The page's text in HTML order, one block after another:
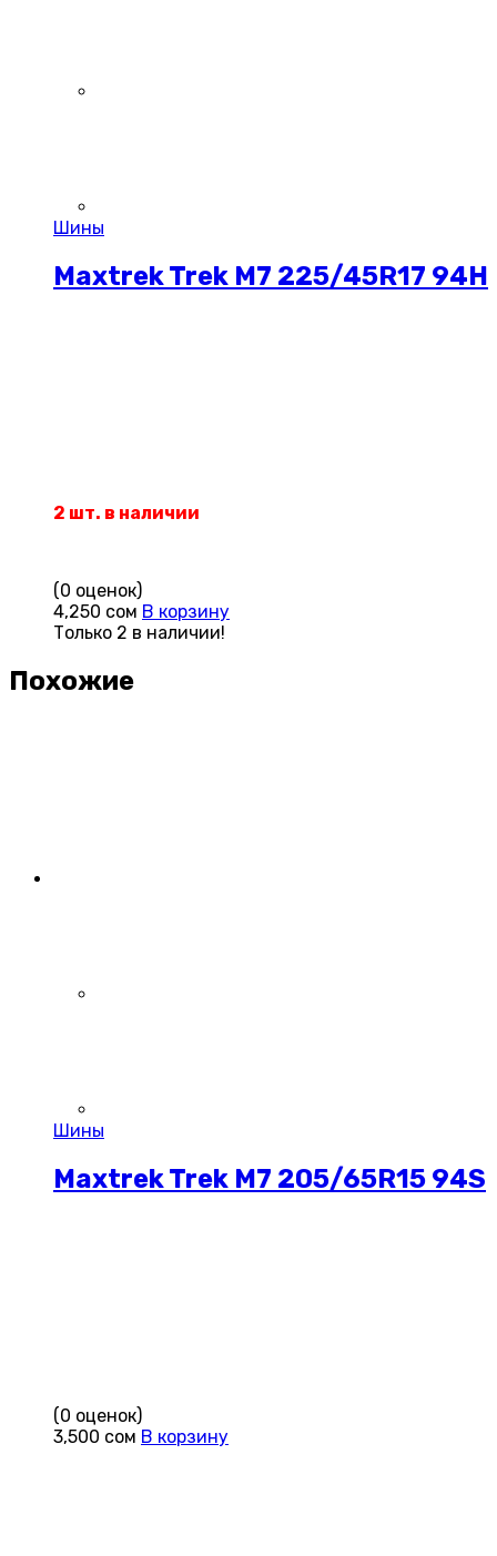
Шины
Maxtrek Trek M7 225/45R17 94H
2 шт. в наличии
(0 оценок)
4,250 сом В корзину
Только 2 в наличии!
Похожие
Шины
Maxtrek Trek M7 205/65R15 94S
(0 оценок)
3,500 сом В корзину